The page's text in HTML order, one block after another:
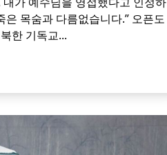
은 목숨과 다름없습니다.” 오픈도
한 기독교...